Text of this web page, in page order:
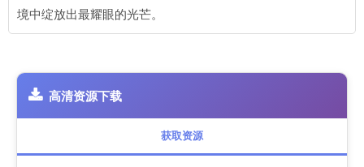
境中绽放出最耀眼的光芒。
高清资源下载
获取资源